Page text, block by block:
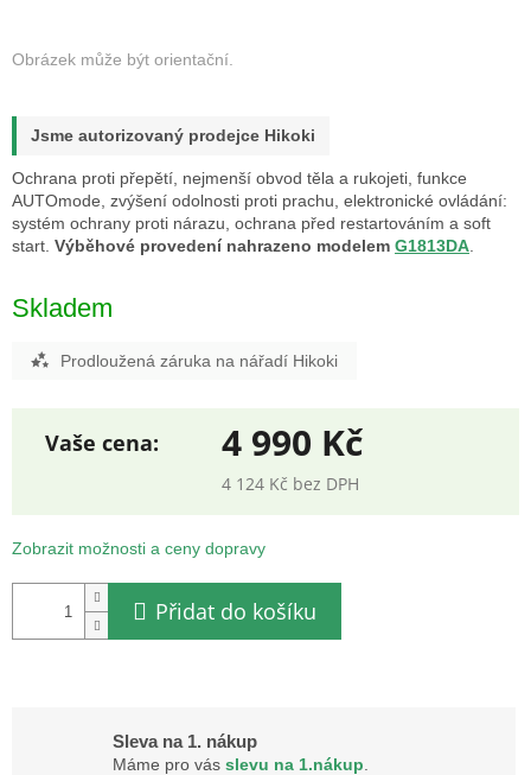
Jsme autorizovaný prodejce Hikoki
Ochrana proti přepětí, nejmenší obvod těla a rukojeti, funkce
AUTOmode, zvýšení odolnosti proti prachu, elektronické ovládání:
systém ochrany proti nárazu, ochrana před restartováním a soft
start. Výběhové provedení nahrazeno modelem G1813DA
Skladem
Prodloužená záruka na nářadí Hikoki
4 990 Kč
4 124 Kč bez DPH
cena:
Zobrazit možnosti a ceny dopravy
Přidat do košíku
Sleva na 1. nákup
Máme pro vás slevu na 1.nákup